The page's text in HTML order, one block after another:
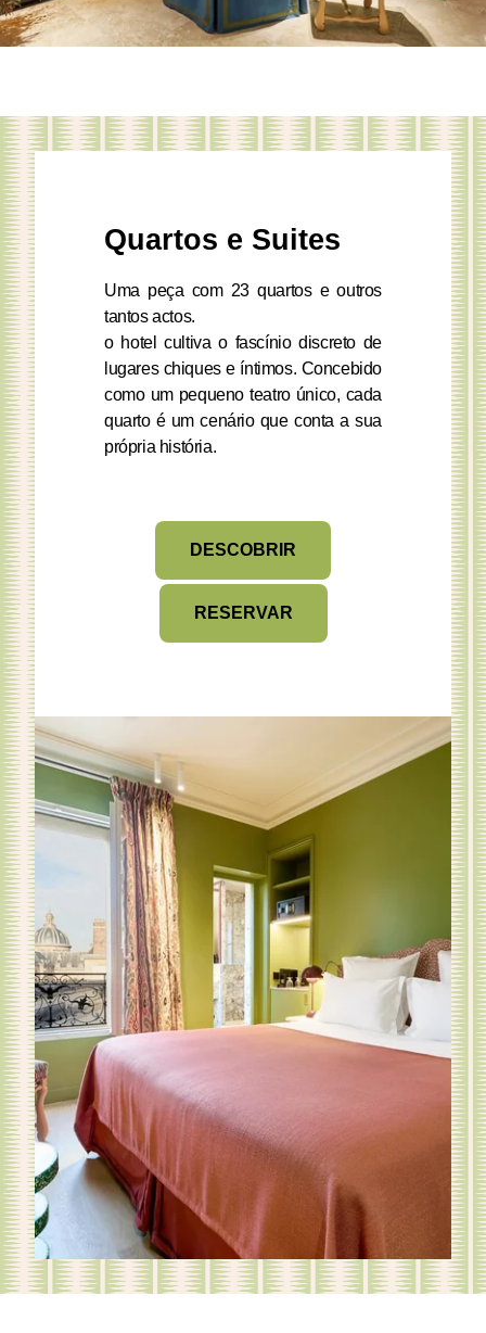
Quartos e Suites
Uma peça com 23 quartos e outros
tantos actos.
o hotel cultiva o fascínio discreto de
lugares chiques e íntimos. Concebido
como um pequeno teatro único, cada
quarto é um cenário que conta a sua
própria história.
DESCOBRIR
RESERVAR